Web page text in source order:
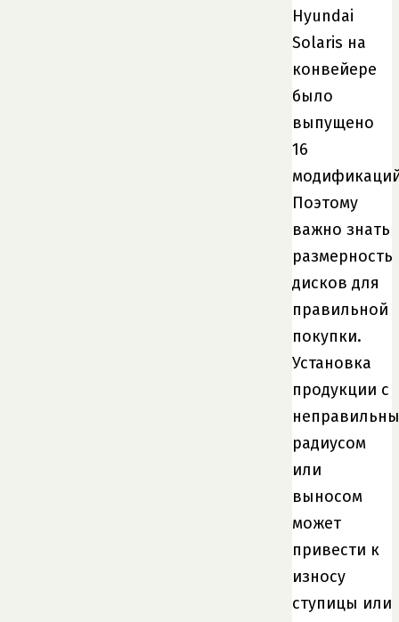
Hyundai
Solaris на
конвейере
было
выпущено
16
Поэтому
важно знать
размерность
дисков для
правильной
покупки.
Установка
продукции с
радиусом
или
выносом
может
привести к
износу
ступицы или